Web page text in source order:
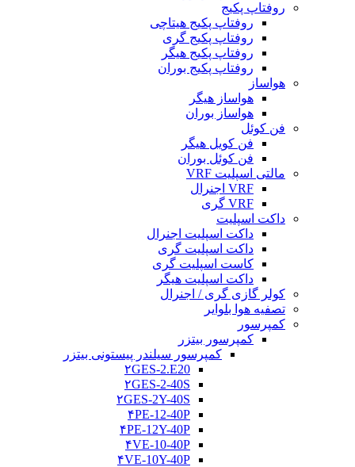
روفتاپ پکیج
روفتاپ پکیج هیتاچی
روفتاپ پکیج گری
روفتاپ پکیج هیگر
روفتاپ پکیج بوران
هواساز
هواساز هیگر
هواساز بوران
فن کوئل
فن کویل هیگر
فن کوئل بوران
مالتی اسپلیت VRF
VRF اجنرال
VRF گری
داکت اسپلیت
داکت اسپلیت اجنرال
داکت اسپلیت گری
کاست اسپلیت گری
داکت اسپلیت هیگر
کولر گازی گری / اجنرال
تصفیه هوا بلوایر
کمپرسور
کمپرسور بیتزر
کمپرسور سیلندر پیستونی بیتزر
۲GES-2.E20
۲GES-2-40S
۲GES-2Y-40S
۴PE-12-40P
۴PE-12Y-40P
۴VE-10-40P
۴VE-10Y-40P